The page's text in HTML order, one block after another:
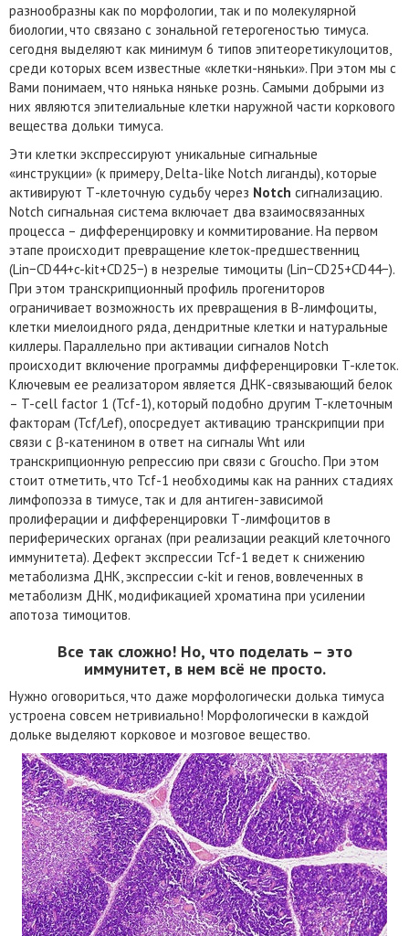
разнообразны как по морфологии, так и по молекулярной
биологии, что связано с зональной гетерогеностью тимуса.
сегодня выделяют как минимум 6 типов эпитеоретикулоцитов,
среди которых всем известные «клетки-няньки». При этом мы с
Вами понимаем, что нянька няньке рознь. Самыми добрыми из
них являются эпителиальные клетки наружной части коркового
вещества дольки тимуса.
Эти клетки экспрессируют уникальные сигнальные
«инструкции» (к примеру, Delta-like Notch лиганды), которые
активируют Т-клеточную судьбу через Notch сигнализацию.
Notch сигнальная система включает два взаимосвязанных
процесса – дифференцировку и коммитирование. На первом
этапе происходит превращение клеток-предшественниц
(Lin−CD44+c-kit+CD25−) в незрелые тимоциты (Lin−CD25+CD44−).
При этом транскрипционный профиль прогениторов
ограничивает возможность их превращения в B-лимфоциты,
клетки миелоидного ряда, дендритные клетки и натуральные
киллеры. Параллельно при активации сигналов Notch
происходит включение программы дифференцировки T-клеток.
Ключевым ее реализатором является ДНК-связывающий белок
– T-cell factor 1 (Tcf-1), который подобно другим T-клеточным
факторам (Tcf/Lef), опосредует активацию транскрипции при
связи с β-катенином в ответ на сигналы Wnt или
транскрипционную репрессию при связи с Groucho. При этом
стоит отметить, что Tcf-1 необходимы как на ранних стадиях
лимфопоэза в тимусе, так и для антиген-зависимой
пролиферации и дифференцировки Т-лимфоцитов в
периферических органах (при реализации реакций клеточного
иммунитета). Дефект экспрессии Tcf-1 ведет к снижению
метаболизма ДНК, экспрессии c-kit и генов, вовлеченных в
метаболизм ДНК, модификацией хроматина при усилении
апотоза тимоцитов.
Все так сложно! Но, что поделать – это
иммунитет, в нем всё не просто.
Нужно оговориться, что даже морфологически долька тимуса
устроена совсем нетривиально! Морфологически в каждой
дольке выделяют корковое и мозговое вещество.